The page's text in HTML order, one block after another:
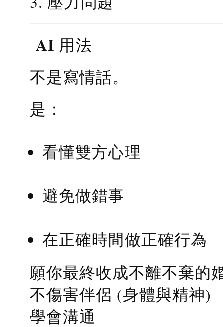
AI 用法
不是寫情話。
是：
看懂雙方心理
避免做錯事
在正確時間做正確行為
願你最終收成不離不棄的
不傷害伴侶 (身體與精神)
學會溝通